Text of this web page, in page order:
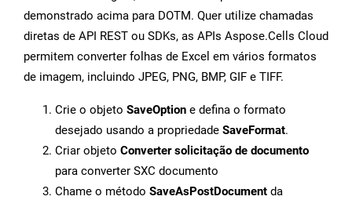
demonstrado acima para DOTM. Quer utilize chamadas
diretas de API REST ou SDKs, as APIs Aspose.Cells Cloud
permitem converter folhas de Excel em vários formatos
de imagem, incluindo JPEG, PNG, BMP, GIF e TIFF.
Crie o objeto SaveOption e defina o formato
desejado usando a propriedade SaveFormat.
Criar objeto Converter solicitação de documento
para converter SXC documento
Chame o método SaveAsPostDocument da